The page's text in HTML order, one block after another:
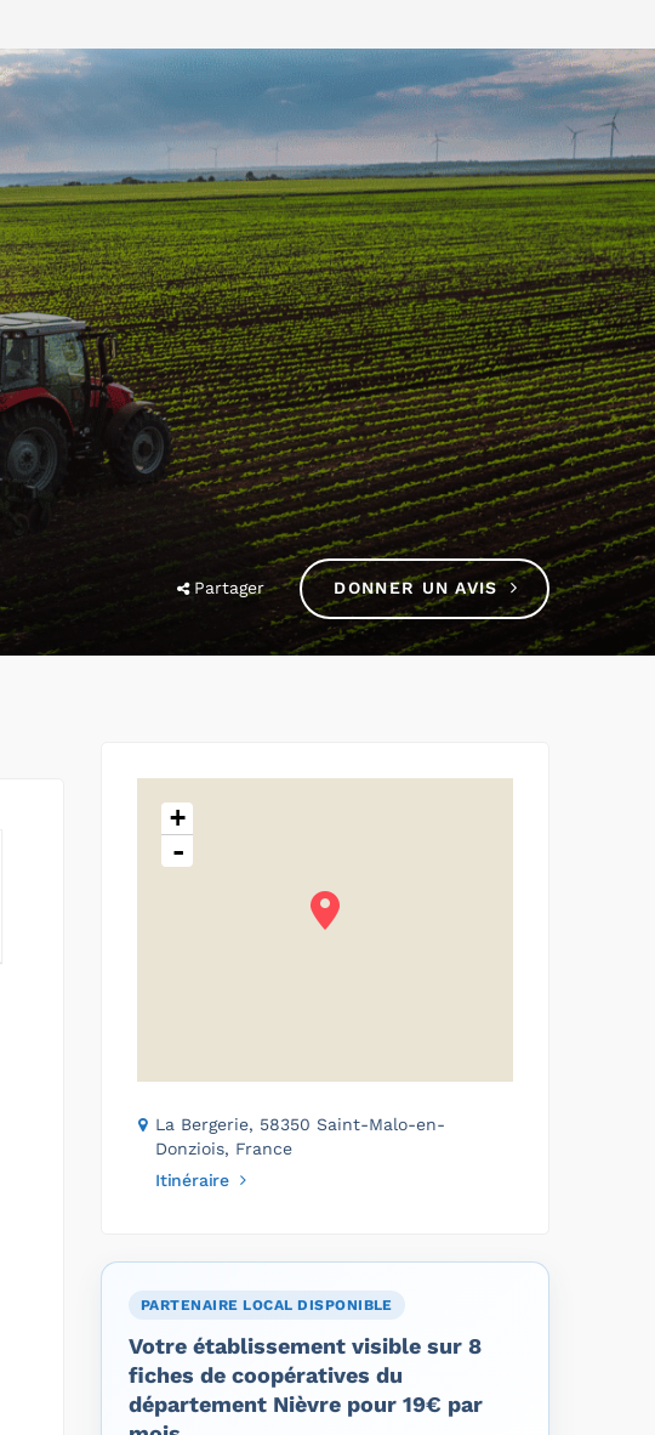
Partager DONNER UN AVIS
+
-
La Bergerie, 58350 Saint-Malo-en-
Donziois, France
Itinéraire
PARTENAIRE LOCAL DISPONIBLE
Votre établissement visible sur 8
fiches de coopératives du
département Nièvre pour 19€ par